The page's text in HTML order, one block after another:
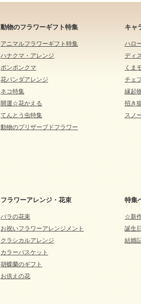
動物のフラワーギフト特集 キャ
アニマルフラワーギフト特集
ハナクマ・アレンジ
ポンポンクマ
花パンダアレンジ
ネコ特集
開運☆花かえる
てんとう虫特集
動物のプリザーブドフラワー
ハロ
ディ
くま
チェ
縁起
招き
スノ
フラワーアレンジ・花束 特集
バラの花束
お祝いフラワーアレンジメント
クラシカルアレンジ
カラーバスケット
胡蝶蘭のギフト
お供えの花
☆新
誕生
結婚